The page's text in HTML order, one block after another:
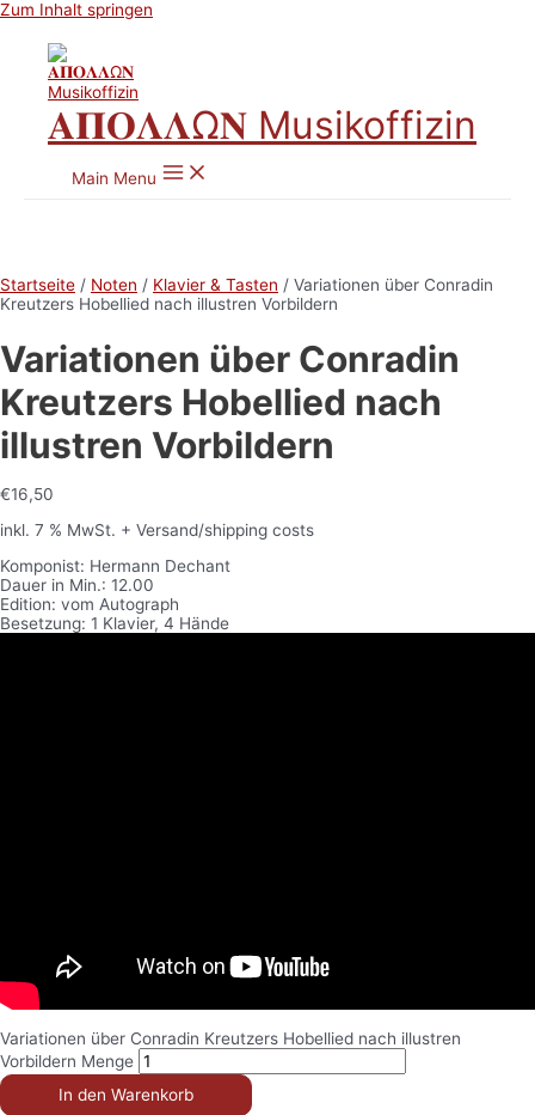
Zum Inhalt springen
𝚨𝚷𝚶𝚲𝚲Ω𝚴 Musikoffizin
Main Menu
Startseite / Noten / Klavier & Tasten / Variationen über Conradin
Kreutzers Hobellied nach illustren Vorbildern
Variationen über Conradin
Kreutzers Hobellied nach
illustren Vorbildern
€16,50
inkl. 7 % MwSt. + Versand/shipping costs
Komponist: Hermann Dechant
Dauer in Min.: 12.00
Edition: vom Autograph
Besetzung: 1 Klavier, 4 Hände
Variationen über Conradin Kreutzers Hobellied nach illustren
Vorbildern Menge
In den Warenkorb